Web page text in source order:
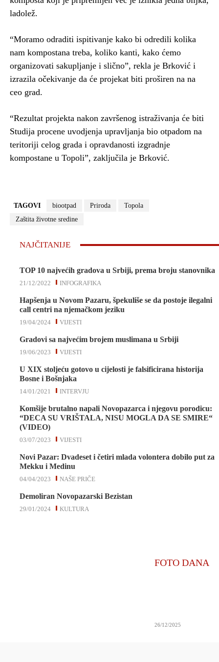
ladolež.
“Moramo odraditi ispitivanje kako bi odredili kolika
nam kompostana treba, koliko kanti, kako ćemo
organizovati sakupljanje i slično”, rekla je Brković i
izrazila očekivanje da će projekat biti proširen na na
ceo grad.
“Rezultat projekta nakon završenog istraživanja će biti
Studija procene uvodjenja upravljanja bio otpadom na
teritoriji celog grada i opravdanosti izgradnje
kompostane u Topoli”, zaključila je Brković.
TAGOVI biootpad Priroda
Topola
Zaštita životne sredine
NAJČITANIJE
TOP 10 najvećih gradova u Srbiji, prema broju stanovnika
INFOGRAFIKA
21/12/2022
Hapšenja u Novom Pazaru, špekuliše se da postoje ilegalni
call centri na njemačkom jeziku
VIJESTI
19/04/2024
Gradovi sa najvećim brojem muslimana u Srbiji
VIJESTI
19/06/2023
U XIX stoljeću gotovo u cijelosti je falsificirana historija
Bosne i Bošnjaka
INTERVJU
14/01/2021
Komšije brutalno napali Novopazarca i njegovu porodicu:
“DECA SU VRIŠTALA, NISU MOGLA DA SE SMIRE“
(VIDEO)
VIJESTI
03/07/2023
Novi Pazar: Dvadeset i četiri mlada volontera dobilo put za
Mekku i Medinu
NAŠE PRIČE
04/04/2023
Demoliran Novopazarski Bezistan
KULTURA
29/01/2024
FOTO DANA
26/12/2025